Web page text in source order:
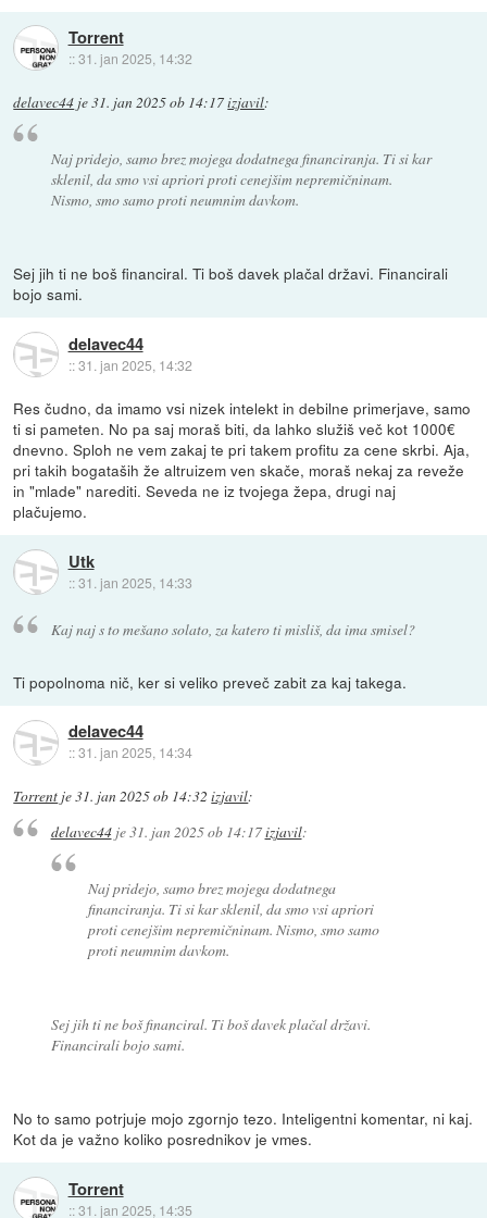
Torrent
::31. jan 2025, 14:32
delavec44 je31. jan 2025 ob 14:17izjavil:
Naj pridejo, samo brez mojega dodatnega financiranja. Ti si kar
sklenil, da smo vsi apriori proti cenejšim nepremičninam.
Nismo, smo samo proti neumnim davkom.
Sej jih ti ne boš financiral. Ti boš davek plačal državi. Financirali
bojo sami.
delavec44
::31. jan 2025, 14:32
Res čudno, da imamo vsi nizek intelekt in debilne primerjave, samo
ti si pameten. No pa saj moraš biti, da lahko služiš več kot 1000€
dnevno. Sploh ne vem zakaj te pri takem profitu za cene skrbi. Aja,
pri takih bogataših že altruizem ven skače, moraš nekaj za reveže
in "mlade" narediti. Seveda ne iz tvojega žepa, drugi naj
plačujemo.
Utk
::31. jan 2025, 14:33
Kaj naj s to mešano solato, za katero ti misliš, da ima smisel?
Ti popolnoma nič, ker si veliko preveč zabit za kaj takega.
delavec44
::31. jan 2025, 14:34
Torrent je31. jan 2025 ob 14:32 izjavil:
delavec44je31. jan 2025 ob 14:17izjavil:
Naj pridejo, samo brez mojega dodatnega
financiranja. Ti si kar sklenil, da smo vsi apriori
proti cenejšim nepremičninam. Nismo, smo samo
proti neumnim davkom.
Sej jih ti ne boš financiral. Ti boš davek plačal državi.
Financirali bojo sami.
No to samo potrjuje mojo zgornjo tezo. Inteligentni komentar, ni kaj.
Kot da je važno koliko posrednikov je vmes.
Torrent
::31. jan 2025, 14:35